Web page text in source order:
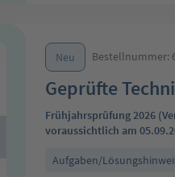
Neu Bestellnummer:
Geprüfte
Frühjahrsprüfung 2026
voraussichtlich am
Aufgaben/